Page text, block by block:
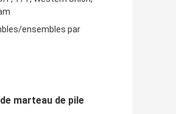
ensembles par
marteau de pile